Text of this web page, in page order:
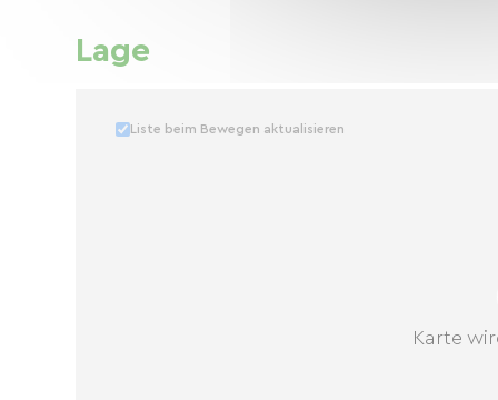
Lage
Karte
Liste beim Bewegen aktualisieren